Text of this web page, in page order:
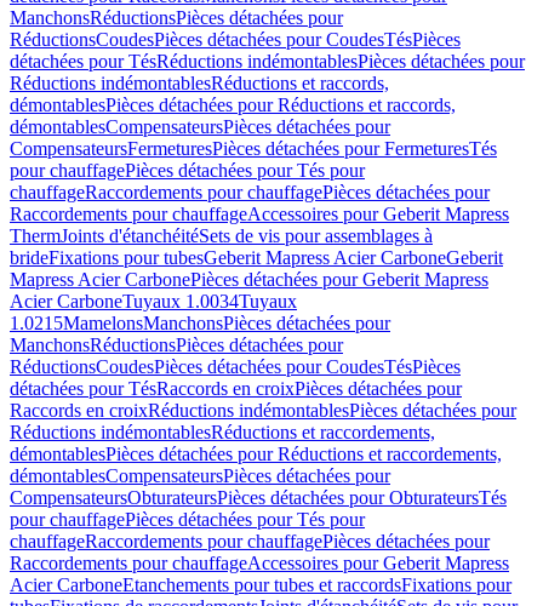
ManchonsRéductionsPièces détachées pour
RéductionsCoudesPièces détachées pour CoudesTésPièces
détachées pour TésRéductions indémontablesPièces détachées pour
Réductions indémontablesRéductions et raccords,
démontablesPièces détachées pour Réductions et raccords,
démontablesCompensateursPièces détachées pour
CompensateursFermeturesPièces détachées pour FermeturesTés
pour chauffagePièces détachées pour Tés pour
chauffageRaccordements pour chauffagePièces détachées pour
Raccordements pour chauffageAccessoires pour Geberit Mapress
ThermJoints d'étanchéitéSets de vis pour assemblages à
brideFixations pour tubesGeberit Mapress Acier CarboneGeberit
Mapress Acier CarbonePièces détachées pour Geberit Mapress
Acier CarboneTuyaux 1.0034Tuyaux
1.0215MamelonsManchonsPièces détachées pour
ManchonsRéductionsPièces détachées pour
RéductionsCoudesPièces détachées pour CoudesTésPièces
détachées pour TésRaccords en croixPièces détachées pour
Raccords en croixRéductions indémontablesPièces détachées pour
Réductions indémontablesRéductions et raccordements,
démontablesPièces détachées pour Réductions et raccordements,
démontablesCompensateursPièces détachées pour
CompensateursObturateursPièces détachées pour ObturateursTés
pour chauffagePièces détachées pour Tés pour
chauffageRaccordements pour chauffagePièces détachées pour
Raccordements pour chauffageAccessoires pour Geberit Mapress
Acier CarboneEtanchements pour tubes et raccordsFixations pour